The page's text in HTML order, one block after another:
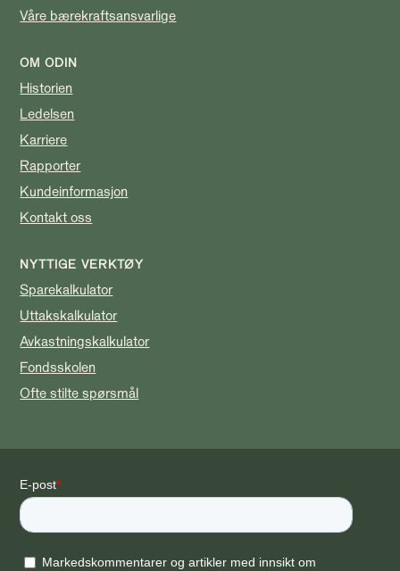
Våre bærekraftsansvarlige
OM ODIN
Historien
Ledelsen
Karriere
Rapporter
Kundeinformasjon
Kontakt oss
NYTTIGE VERKTØY
Sparekalkulator
Uttakskalkulator
Avkastningskalkulator
Fondsskolen
Ofte stilte spørsmål